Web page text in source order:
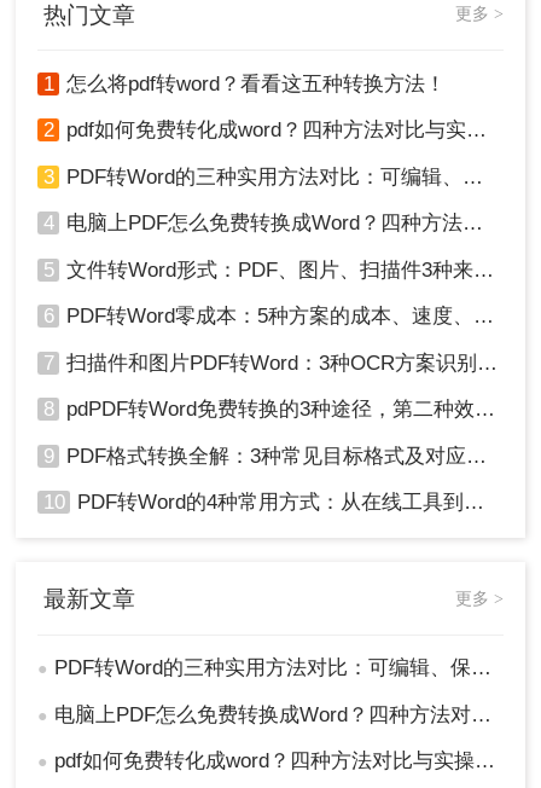
热门文章 更多 >
1 怎么将pdf转word？看看这五种转换方法！
2 pdf如何免费转化成word？四种方法对比与实操指南（附详细表格）
3 PDF转Word的三种实用方法对比：可编辑、保格式、避风险！
4 电脑上PDF怎么免费转换成Word？四种方法对比与实操指南（附详细表格）!
5 文件转Word形式：PDF、图片、扫描件3种来源分别怎么处理！
6 PDF转Word零成本：5种方案的成本、速度、精度对比！
7 扫描件和图片PDF转Word：3种OCR方案识别率实测！
8 pdPDF转Word免费转换的3种途径，第二种效率最高！
9 PDF格式转换全解：3种常见目标格式及对应操作方法！
10 PDF转Word的4种常用方式：从在线工具到桌面软件全梳理！
最新文章 更多 >
● PDF转Word的三种实用方法对比：可编辑、保格式、避风险！
● 电脑上PDF怎么免费转换成Word？四种方法对比与实操指南（附详细表格）!
● pdf如何免费转化成word？四种方法对比与实操指南（附详细表格）